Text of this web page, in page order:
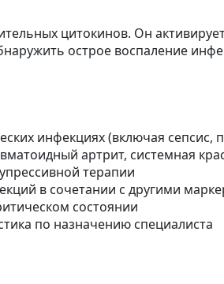
цитокинов. Он
острое воспаление
инфекциях (включая сепсис,
артрит, системная
терапии
в сочетании с другими
состоянии
по назначению специалиста